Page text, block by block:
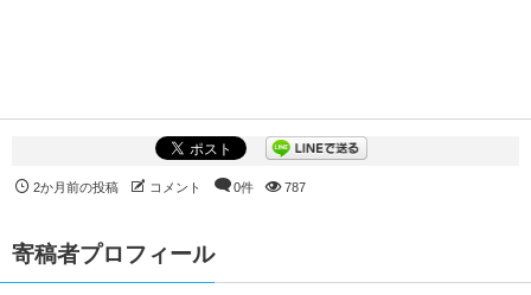
2か月前の投稿 コメント 0件 787
寄稿者プロフィール